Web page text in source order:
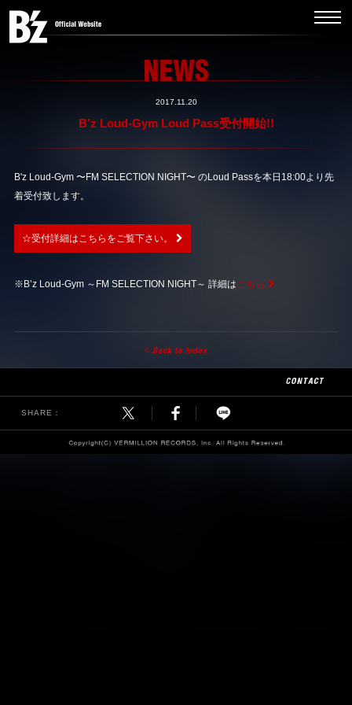
2017.11.20
B’z Loud-Gym Loud Pass受付開始!!
B'z Loud-Gym 〜FM SELECTION NIGHT〜 のLoud Passを本日18:00より先
着受付致します。
☆受付詳細はこちらをご覧下さい。
※B’z Loud-Gym ～FM SELECTION NIGHT～ 詳細はこちら
SHARE：